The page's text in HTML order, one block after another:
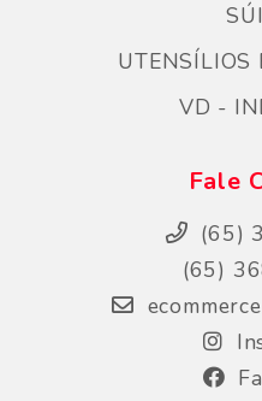
UTENSÍLIOS
VD -
Fale
(65)
(65)